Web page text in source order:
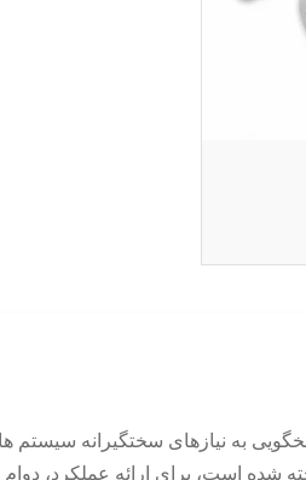
به نیازهای سختگیرانه سیستم
است، برای ارائه عملکرد،